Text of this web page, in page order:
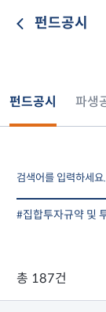
펀드공시
펀드공시 파생
#집합투자규약 및
총 187건